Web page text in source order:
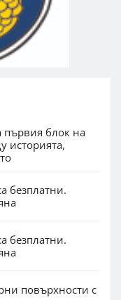
първия блок на
историята,
безплатни.
безплатни.
повърхности с